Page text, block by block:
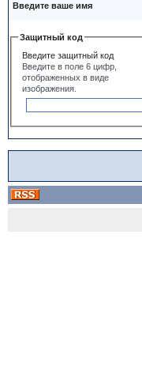
Введите ваше имя
Защитный код
Введите защитный код
Введите в поле 6 цифр,
отображенных в виде
изображения.